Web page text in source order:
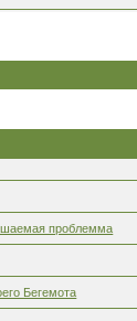
проблемма
Бегемота